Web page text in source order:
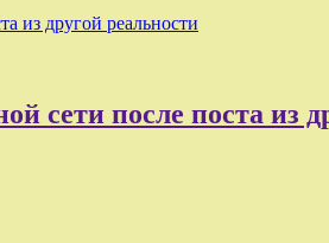
из другой реальности
сети после поста из